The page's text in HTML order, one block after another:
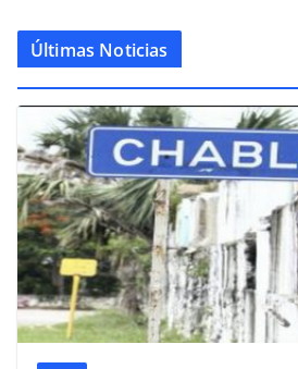
Últimas Noticias